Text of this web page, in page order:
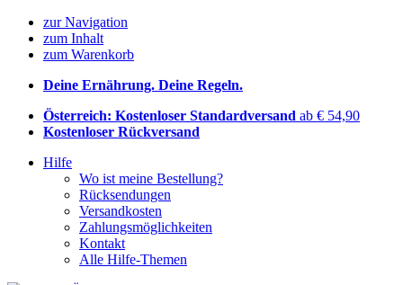
zur Navigation
zum Inhalt
zum Warenkorb
Deine Ernährung. Deine Regeln.
Österreich: Kostenloser Standardversand ab € 54,90
Kostenloser Rückversand
Hilfe
Wo ist meine Bestellung?
Rücksendungen
Versandkosten
Zahlungsmöglichkeiten
Kontakt
Alle Hilfe-Themen